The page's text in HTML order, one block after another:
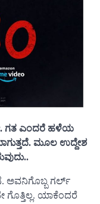
ಗತ ಎಂದರೆ ಹಳೆಯ
ಮೂಲ ಉದ್ದೇಶ
ಅವನಿಗೊಬ್ಬ ಗರ್ಲ್
ಗೊತ್ತಿಲ್ಲ. ಯಾಕೆಂದರೆ